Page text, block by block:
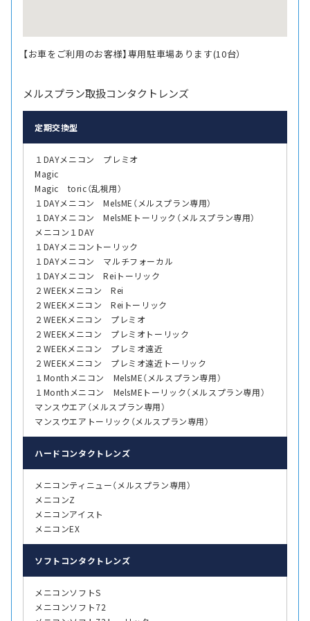
【お車をご利用のお客様】専用駐車場あります(10台）
メルスプラン取扱コンタクトレンズ
定期交換型
１DAYメニコン プレミオ
Magic
Magic toric（乱視用）
１DAYメニコン MelsME（メルスプラン専用）
１DAYメニコン MelsMEトーリック（メルスプラン専用）
メニコン１DAY
１DAYメニコントーリック
１DAYメニコン マルチフォーカル
１DAYメニコン Reiトーリック
２WEEKメニコン Rei
２WEEKメニコン Reiトーリック
２WEEKメニコン プレミオ
２WEEKメニコン プレミオトーリック
２WEEKメニコン プレミオ遠近
２WEEKメニコン プレミオ遠近トーリック
１Monthメニコン MelsME（メルスプラン専用）
１Monthメニコン MelsMEトーリック（メルスプラン専用）
マンスウエア（メルスプラン専用）
マンスウエアトーリック（メルスプラン専用）
ハード コンタクトレンズ
メニコンティニュー（メルスプラン専用）
メニコンZ
メニコンアイスト
メニコンEX
ソフト コンタクトレンズ
メニコンソフトS
メニコンソフト72